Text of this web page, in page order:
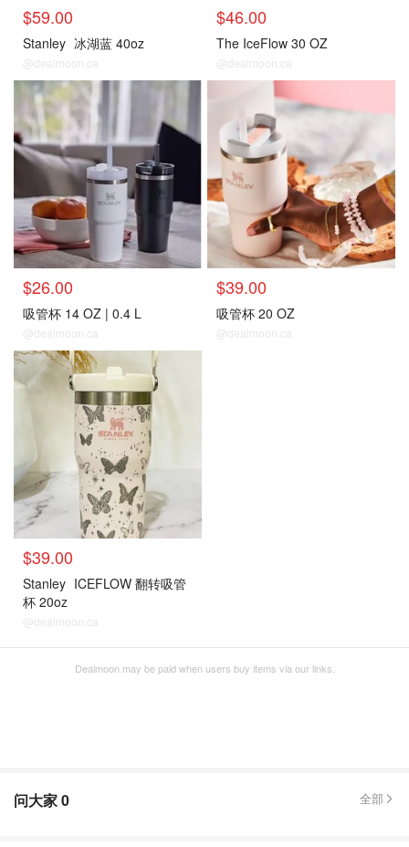
$59.00
Stanley 冰湖蓝 40oz
@dealmoon.ca
$46.00
The IceFlow 30 OZ
@dealmoon.ca
$26.00
吸管杯 14 OZ | 0.4 L
@dealmoon.ca
$39.00
吸管杯 20 OZ
@dealmoon.ca
$39.00
Stanley ICEFLOW 翻转吸管
杯 20oz
@dealmoon.ca
Dealmoon may be paid when users buy items via our links.
问大家0 全部